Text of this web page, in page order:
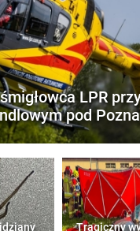
LPR
pod
Tragiczny